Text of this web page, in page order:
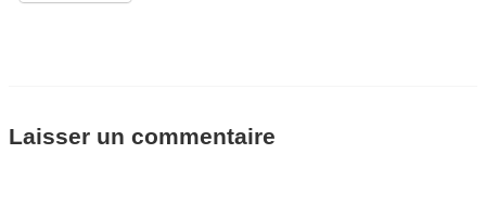
Laisser un commentaire